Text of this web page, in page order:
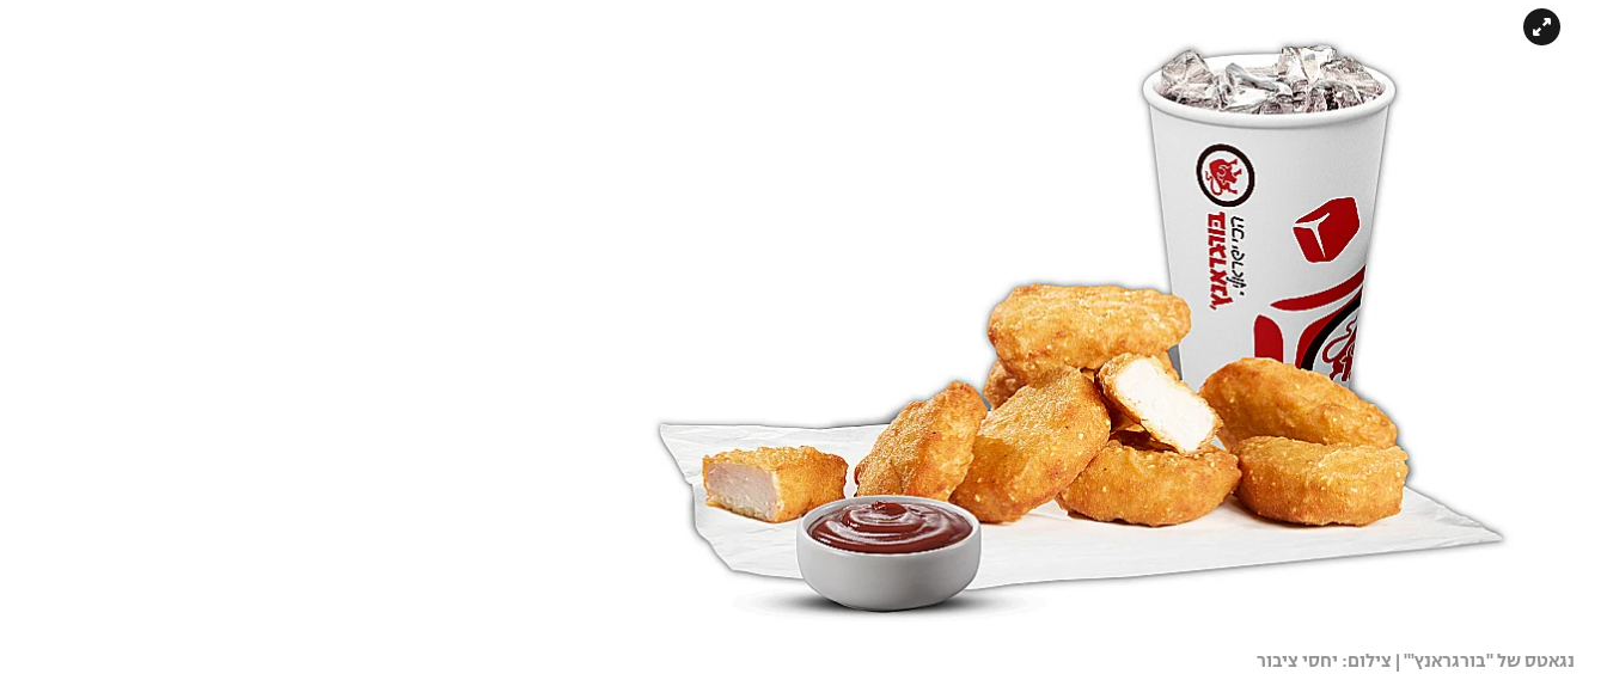
נגאטס של "בורגראנץ'" | צילום: יחסי ציבור